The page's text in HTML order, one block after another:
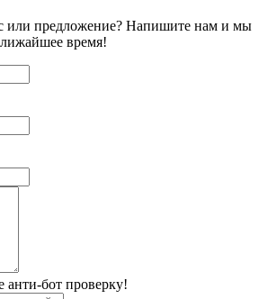
или предложение? Напишите нам и мы
время!
анти-бот проверку!